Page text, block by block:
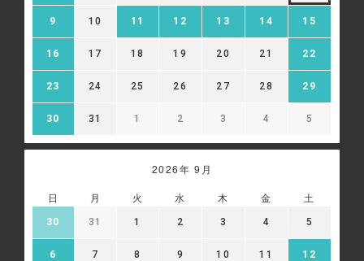
得、利用する場合があります。また、当社が保有する個人
情報を、氏名や住所など直接特定の個人を識別できる情報
を除外し、ハッシュ化（※）等の加工を行ったうえで、当
該第三者に提供し、広告配信に利用することがあります。
当該第三者によって取得された情報は、当該第三者のプラ
イバシーポリシーに従って取り扱われます。お客様は、当
該第三者のウェブサイト内に設けられたオプトアウト（無
効化）ページにアクセスして、広告配信を停止することが
※ハッシュ化とは、元の値を復元できない形に変換する処
https://adssettings.google.com/authenticated
9 10 11 12 13 14 15
16 17 18 19 20 21 22
23 24 25 26 27 28 29
30 31 1 2 3 4 5
2026年 9月
日 月 火 水 木 金 土
30 31 1 2 3 4 5
6 7 8 9 10 11 12